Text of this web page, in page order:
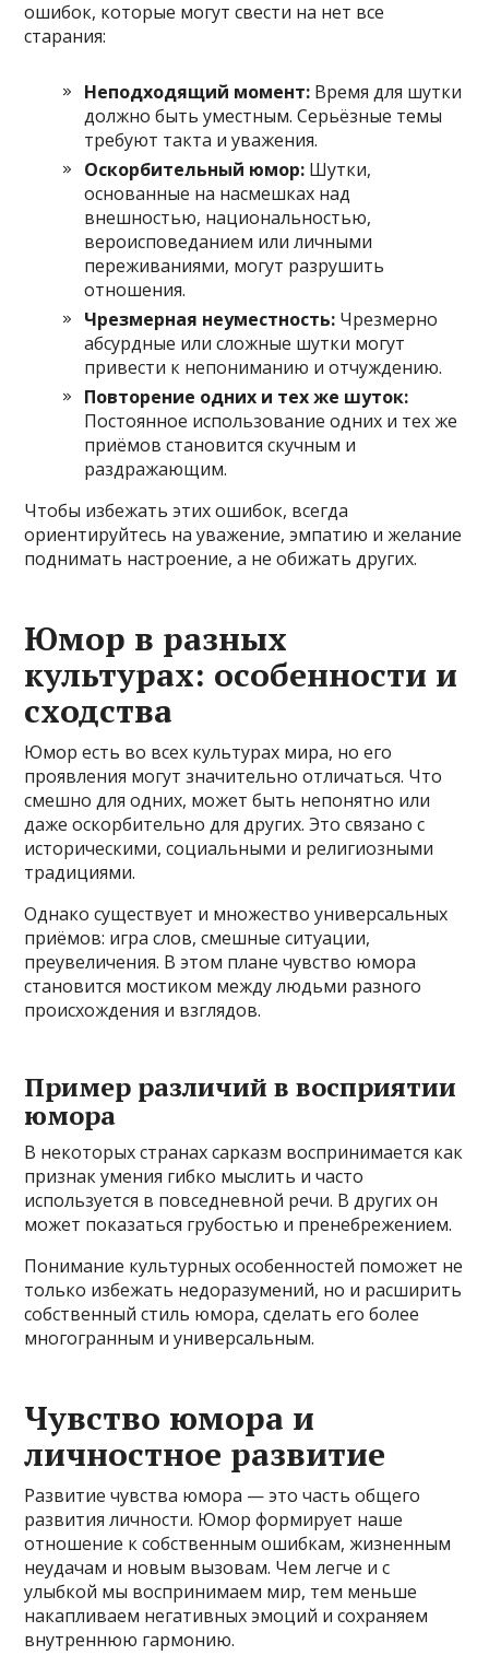
ошибок, которые могут свести на нет все
старания:
Неподходящий момент: Время для шутки
должно быть уместным. Серьёзные темы
требуют такта и уважения.
Оскорбительный юмор: Шутки,
основанные на насмешках над
внешностью, национальностью,
вероисповеданием или личными
переживаниями, могут разрушить
отношения.
Чрезмерная неуместность: Чрезмерно
абсурдные или сложные шутки могут
привести к непониманию и отчуждению.
Повторение одних и тех же шуток:
Постоянное использование одних и тех же
приёмов становится скучным и
раздражающим.
Чтобы избежать этих ошибок, всегда
ориентируйтесь на уважение, эмпатию и желание
поднимать настроение, а не обижать других.
Юмор в разных
культурах: особенности и
сходства
Юмор есть во всех культурах мира, но его
проявления могут значительно отличаться. Что
смешно для одних, может быть непонятно или
даже оскорбительно для других. Это связано с
историческими, социальными и религиозными
традициями.
Однако существует и множество универсальных
приёмов: игра слов, смешные ситуации,
преувеличения. В этом плане чувство юмора
становится мостиком между людьми разного
происхождения и взглядов.
Пример различий в восприятии
юмора
В некоторых странах сарказм воспринимается как
признак умения гибко мыслить и часто
используется в повседневной речи. В других он
может показаться грубостью и пренебрежением.
Понимание культурных особенностей поможет не
только избежать недоразумений, но и расширить
собственный стиль юмора, сделать его более
многогранным и универсальным.
Чувство юмора и
личностное развитие
Развитие чувства юмора — это часть общего
развития личности. Юмор формирует наше
отношение к собственным ошибкам, жизненным
неудачам и новым вызовам. Чем легче и с
улыбкой мы воспринимаем мир, тем меньше
накапливаем негативных эмоций и сохраняем
внутреннюю гармонию.